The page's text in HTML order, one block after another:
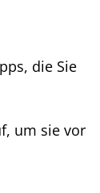
die Sie
um sie vor